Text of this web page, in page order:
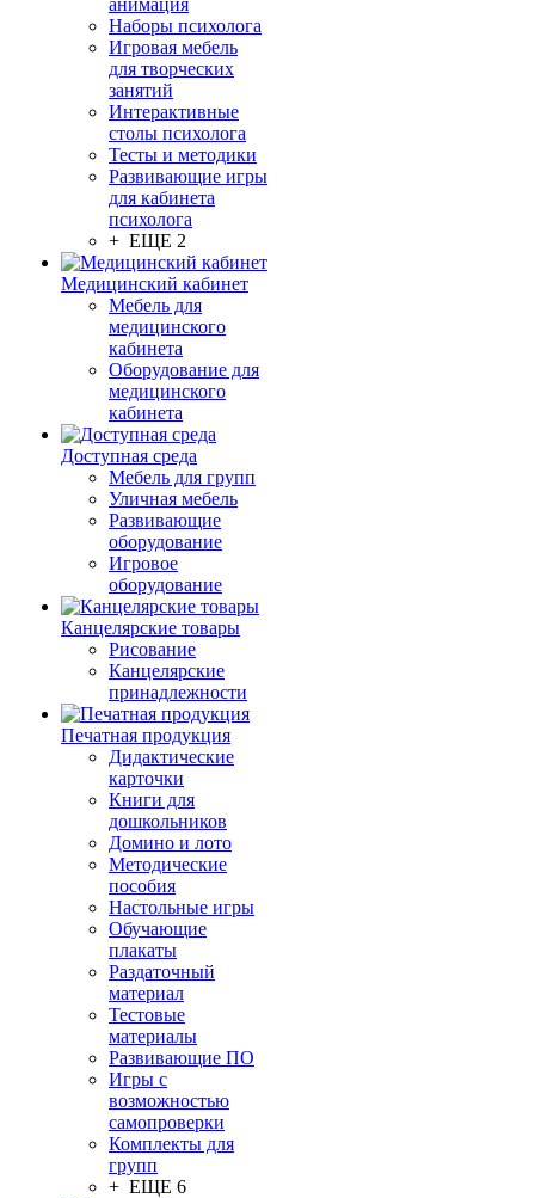
анимация
Наборы психолога
Игровая мебель
для творческих
занятий
Интерактивные
столы психолога
Тесты и методики
Развивающие игры
для кабинета
психолога
+ ЕЩЕ 2
Медицинский кабинет
Мебель для
медицинского
кабинета
Оборудование для
медицинского
кабинета
Доступная среда
Мебель для групп
Уличная мебель
Развивающие
оборудование
Игровое
оборудование
Канцелярские товары
Рисование
Канцелярские
принадлежности
Печатная продукция
Дидактические
карточки
Книги для
дошкольников
Домино и лото
Методические
пособия
Настольные игры
Обучающие
плакаты
Раздаточный
материал
Тестовые
материалы
Развивающие ПО
Игры с
возможностью
самопроверки
Комплекты для
групп
+ ЕЩЕ 6